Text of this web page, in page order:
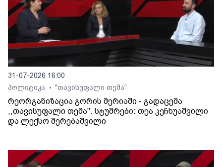
31-07-2026 16:00
პოლიტიკა
• "თავისუფალი თემა"
რეორგანიზაცია გორის მერიაში - გადაცემა
,,თავისუფალი თემა". სტუმრები: თეა კეჩხუაშვილი
და ლექსო მერებაშვილი